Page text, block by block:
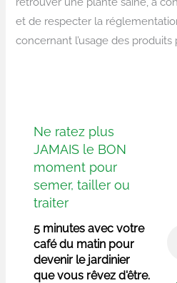
et de respecter la
concernant l’usage des produits
Ne ratez plus
JAMAIS le BON
moment pour
semer, tailler ou
traiter
5 minutes avec votre
café du matin pour
devenir le jardinier
que vous rêvez d'être.